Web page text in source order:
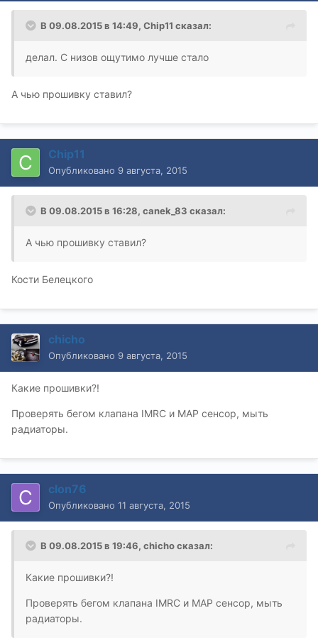
В 09.08.2015 в 14:49, Chip11 сказал:
делал. С низов ощутимо лучше стало
А чью прошивку ставил?
Chip11
Опубликовано 9 августа, 2015
В 09.08.2015 в 16:28, canek_83 сказал:
А чью прошивку ставил?
Кости Белецкого
chicho
Опубликовано 9 августа, 2015
Какие прошивки?!
Проверять бегом клапана IMRC и MAP сенсор, мыть
радиаторы.
clon76
Опубликовано 11 августа, 2015
В 09.08.2015 в 19:46, chicho сказал:
Какие прошивки?!
Проверять бегом клапана IMRC и MAP сенсор, мыть
радиаторы.